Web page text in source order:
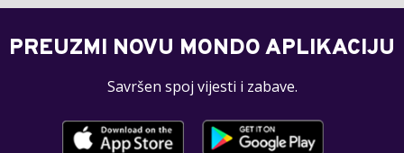
PREUZMI NOVU MONDO APLIKACIJU
Savršen spoj vijesti i zabave.